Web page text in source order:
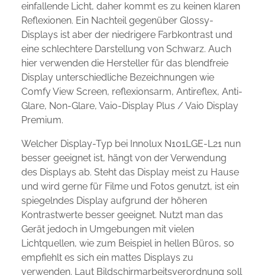
einfallende Licht, daher kommt es zu keinen klaren
Reflexionen. Ein Nachteil gegenüber Glossy-
Displays ist aber der niedrigere Farbkontrast und
eine schlechtere Darstellung von Schwarz. Auch
hier verwenden die Hersteller für das blendfreie
Display unterschiedliche Bezeichnungen wie
Comfy View Screen, reflexionsarm, Antireflex, Anti-
Glare, Non-Glare, Vaio-Display Plus / Vaio Display
Premium.
Welcher Display-Typ bei Innolux N101LGE-L21 nun
besser geeignet ist, hängt von der Verwendung
des Displays ab. Steht das Display meist zu Hause
und wird gerne für Filme und Fotos genutzt, ist ein
spiegelndes Display aufgrund der höheren
Kontrastwerte besser geeignet. Nutzt man das
Gerät jedoch in Umgebungen mit vielen
Lichtquellen, wie zum Beispiel in hellen Büros, so
empfiehlt es sich ein mattes Displays zu
verwenden. Laut Bildschirmarbeitsverordnung soll